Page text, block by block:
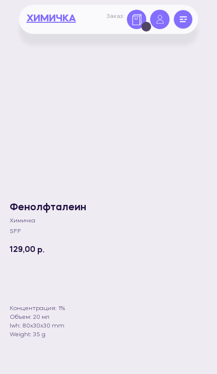
ХИМИЧКА Заказ:
Фенолфталеин
Химичка
SFF
129,00 р.
Концентрация: 1%
Объем: 20 мл
lwh: 80x30x30 mm
Weight: 35 g